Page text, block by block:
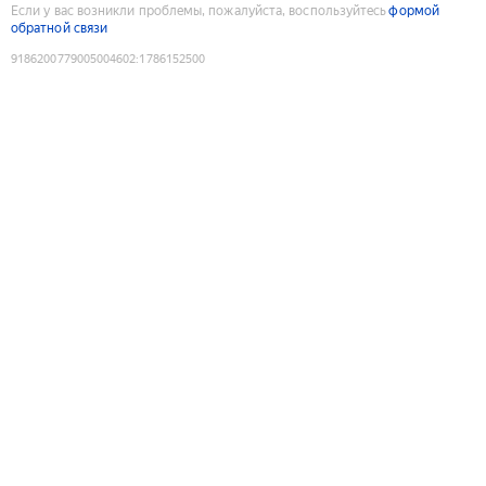
Если у вас возникли проблемы, пожалуйста, воспользуйтесьформой
обратной связи
9186200779005004602:1786152500